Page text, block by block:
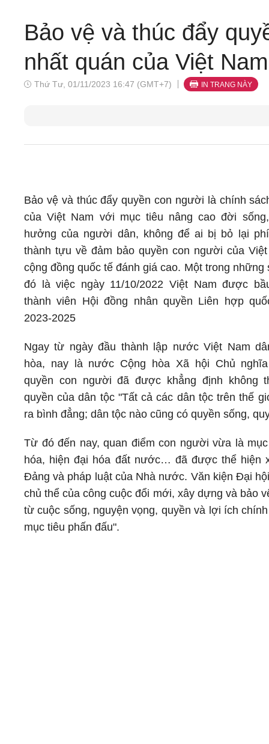
Bảo vệ và thúc đẩy
nhất quán của Việt Nam
Thứ Tư, 01/11/2023 16:47 (GMT+7) IN TRANG NÀY
Bảo vệ và thúc đẩy quyền con người là chính
của Việt Nam với mục tiêu nâng cao đời
hưởng của người dân, không để ai bị bỏ lại
thành tựu về đảm bảo quyền con người của
cộng đồng quốc tế đánh giá cao. Một trong những
đó là việc ngày 11/10/2022 Việt Nam được
thành viên Hội đồng nhân quyền Liên hợp
2023-2025
Ngay từ ngày đầu thành lập nước Việt Nam
hòa, nay là nước Cộng hòa Xã hội Chủ
quyền con người đã được khẳng định không
quyền của dân tộc "Tất cả các dân tộc trên thế
ra bình đẳng; dân tộc nào cũng có quyền sống,
Từ đó đến nay, quan điểm con người vừa là
hóa, hiện đại hóa đất nước… đã được thể hiện
Đảng và pháp luật của Nhà nước. Văn kiện Đại
chủ thể của công cuộc đổi mới, xây dựng và bảo
từ cuộc sống, nguyện vọng, quyền và lợi ích
mục tiêu phấn đấu".